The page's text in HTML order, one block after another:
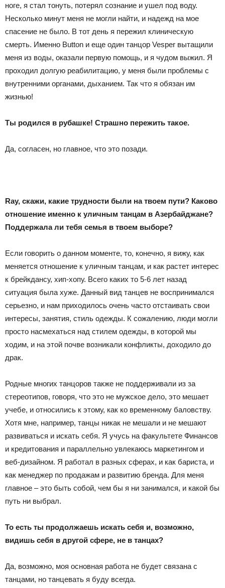
ноге, я стал тонуть, потерял сознание и ушел под воду.
Несколько минут меня не могли найти, и надежд на мое
спасение не было. В тот день я пережил клиническую
смерть. Именно Button и еще один танцор Vesper вытащили
меня из воды, оказали первую помощь, и я чудом выжил. Я
проходил долгую реабилитацию, у меня были проблемы с
внутренними органами, дыханием. Так что я обязан им
жизнью!
Ты родился в рубашке! Страшно пережить такое.
Да, согласен, но главное, что это позади.
Ray, скажи, какие трудности были на твоем пути? Каково
отношение именно к уличным танцам в Азербайджане?
Поддержала ли тебя семья в твоем выборе?
Если говорить о данном моменте, то, конечно, я вижу, как
меняется отношение к уличным танцам, и как растет интерес
к брейкдансу, хип-хопу. Всего каких то 5-6 лет назад
ситуация была хуже. Данный вид танцев не воспринимался
серьезно, и нам приходилось очень часто отстаивать свои
интересы, занятия, стиль одежды. К сожалению, люди могли
просто насмехаться над стилем одежды, в которой мы
ходим, и на этой почве возникали конфликты, доходило до
драк.
Родные многих танцоров также не поддерживали из за
стереотипов, говоря, что это не мужское дело, это мешает
учебе, и относились к этому, как ко временному баловству.
Хотя мне, например, танцы никак не мешали и не мешают
развиваться и искать себя. Я учусь на факультете Финансов
и кредитования и параллельно увлекаюсь маркетингом и
веб-дизайном. Я работал в разных сферах, и как бариста, и
как менеджер по продажам и развитию бренда. Для меня
главное – это быть собой, чем бы я ни занимался, и какой бы
путь ни выбрал.
То есть ты продолжаешь искать себя и, возможно,
видишь себя в другой сфере, не в танцах?
Да, возможно, моя основная работа не будет связана с
танцами, но танцевать я буду всегда.